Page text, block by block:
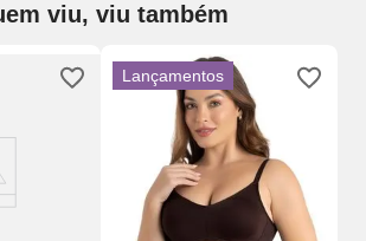
viu, viu também
Lançamentos